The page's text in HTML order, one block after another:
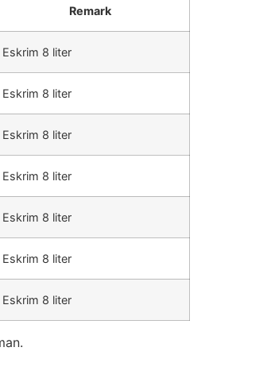
Remark
Eskrim 8 liter
Eskrim 8 liter
Eskrim 8 liter
Eskrim 8 liter
Eskrim 8 liter
Eskrim 8 liter
Eskrim 8 liter